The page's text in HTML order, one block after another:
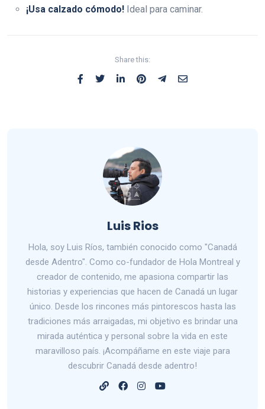
¡Usa calzado cómodo! Ideal para caminar.
Share this:
Luis Rios
Hola, soy Luis Ríos, también conocido como "Canadá
desde Adentro". Como co-fundador de Hola Montreal y
creador de contenido, me apasiona compartir las
historias y experiencias que hacen de Canadá un lugar
único. Desde los rincones más pintorescos hasta las
tradiciones más arraigadas, mi objetivo es brindar una
mirada auténtica y personal sobre la vida en este
maravilloso país. ¡Acompáñame en este viaje para
descubrir Canadá desde adentro!